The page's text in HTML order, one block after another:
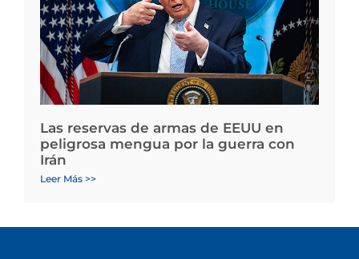
Las reservas de armas de EEUU en
peligrosa mengua por la guerra con
Irán
Leer Más >>